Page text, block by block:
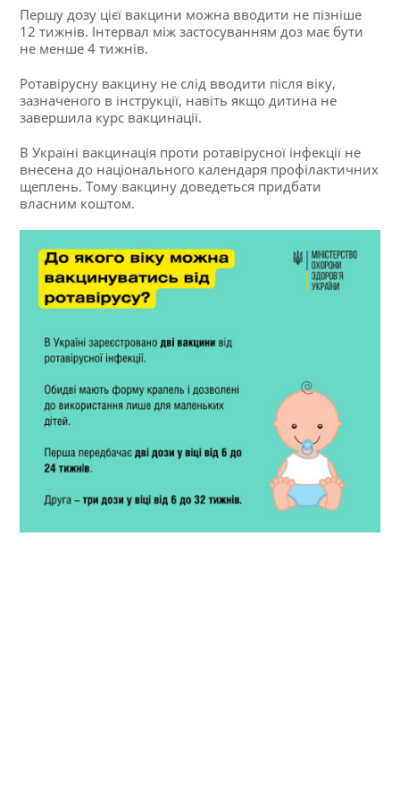
Першу дозу цієї вакцини можна вводити не пізніше
12 тижнів. Інтервал між застосуванням доз має бути
не менше 4 тижнів.
Ротавірусну вакцину не слід вводити після віку,
зазначеного в інструкції, навіть якщо дитина не
завершила курс вакцинації.
В Україні вакцинація проти ротавірусної інфекції не
внесена до національного календаря профілактичних
щеплень. Тому вакцину доведеться придбати
власним коштом.